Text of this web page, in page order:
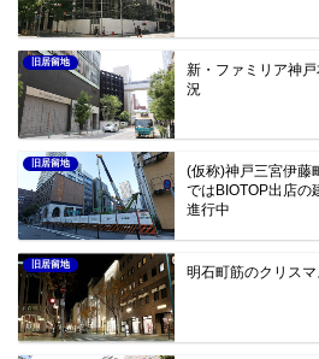
旧居留地
新・ファミリア神
況
旧居留地
(仮称)神戸三宮伊藤
ではBIOTOP出店の
進行中
旧居留地 明石町筋のクリス